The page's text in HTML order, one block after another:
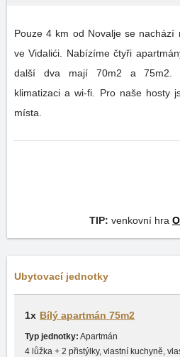
Pouze 4 km od Novalje se nachází
ve Vidalići. Nabízíme čtyři
další dva mají 70m2 a 75m2.
klimatizaci a wi-fi. Pro naše hosty
místa.
TIP: venkovní hra
Ubytovací jednotky
1x Bílý apartmán 75m2
Typ jednotky: Apartmán
4 lůžka + 2 přistýlky, vlastní kuchyně,